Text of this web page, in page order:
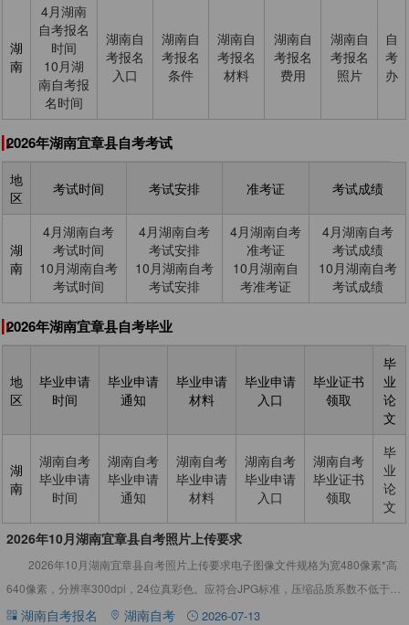
湖
南
4月湖南
自考报名
时间
10月湖
南自考报
名时间
湖南自
考报名
入口
湖南自
考报名
条件
湖南自
考报名
材料
湖南自
考报名
费用
湖南自
考报名
照片
自
考
办
2026年湖南宜章县自考考试
地
区
考试时间 考试安排 准考证 考试成绩
湖
南
4月湖南自考
考试时间
10月湖南自考
考试时间
4月湖南自考
考试安排
10月湖南自考
考试安排
4月湖南自考
准考证
10月湖南自
考准考证
4月湖南自考
考试成绩
10月湖南自考
考试成绩
2026年湖南宜章县自考毕业
地
区
毕业申请
时间
毕业申请
通知
毕业申请
材料
毕业申请
入口
毕业证书
领取
毕
业
论
文
湖
南
湖南自考
毕业申请
时间
湖南自考
毕业申请
通知
湖南自考
毕业申请
材料
湖南自考
毕业申请
入口
湖南自考
毕业证书
领取
毕
业
论
文
2026年10月湖南宜章县自考照片上传要求
2026年10月湖南宜章县自考照片上传要求电子图像文件规格为宽480像素*高
640像素，分辨率300dpi，24位真彩色。应符合JPG标准，压缩品质系数不低于
60，压缩后文件大小一般在20KB至40K
湖南自考报名 湖南自考 2026-07-13